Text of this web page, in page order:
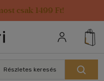
csak 1499 Ft!
Részletes keresés